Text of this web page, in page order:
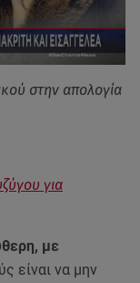
στην απολογία
για
με
είναι να μην